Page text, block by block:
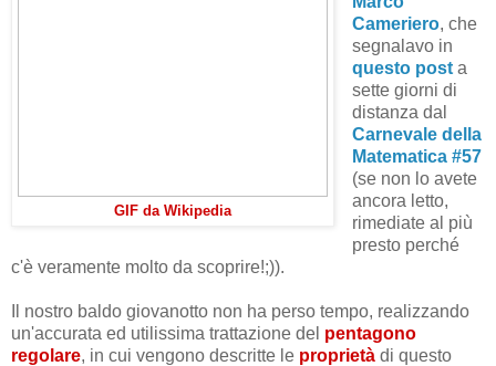
GIF da Wikipedia
Cameriero, che
segnalavo in
questo posta
sette giorni di
distanza dal
Carnevale della
Matematica #57
(se non lo avete
ancora letto,
rimediate al più
presto perché
c'è veramente molto da scoprire!;)).
Il nostro baldo giovanotto non ha perso tempo, realizzando
un'accurata ed utilissima trattazione del pentagono
regolare, in cui vengono descritte le proprietà di questo